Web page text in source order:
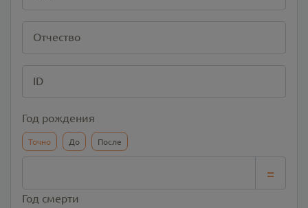
Отчество
ID
Год рождения
Точно До После
=
Год смерти